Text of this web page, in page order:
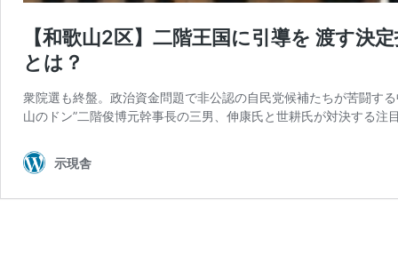
【和歌山2区】二階王国に引導を 渡す決
とは？
衆院選も終盤。政治資金問題で非公認の自民党候補たちが苦闘す
山のドン”二階俊博元幹事長の三男、伸康氏と世耕氏が対決する
示現舎